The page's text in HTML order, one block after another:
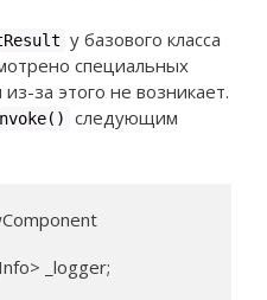
у базового класса
специальных
за этого не возникает.
следующим
_logger;